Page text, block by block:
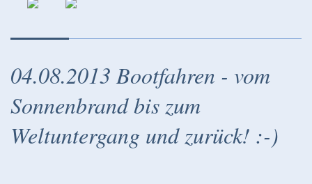
04.08.2013 Bootfahren - vom
Sonnenbrand bis zum
Weltuntergang und zurück! :-)